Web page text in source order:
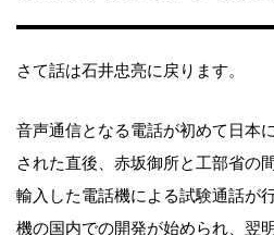
さて話は石井忠亮に戻ります。
音声通信となる電話が初めて日本
された直後、赤坂御所と工部省の
輸入した電話機による試験通話が
機の国内での開発が始められ、翌